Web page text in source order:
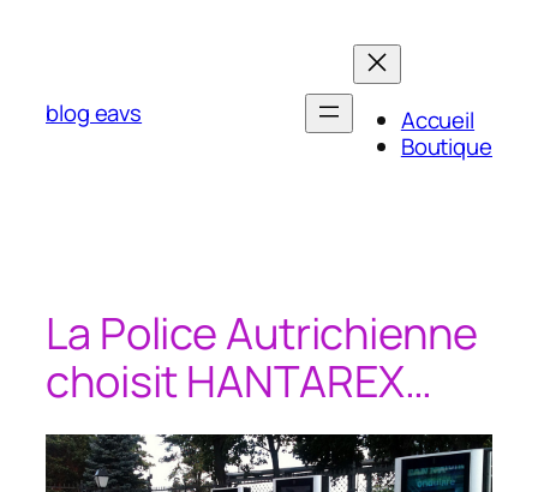
blog eavs
Accueil
Boutique
La Police Autrichienne
choisit HANTAREX…